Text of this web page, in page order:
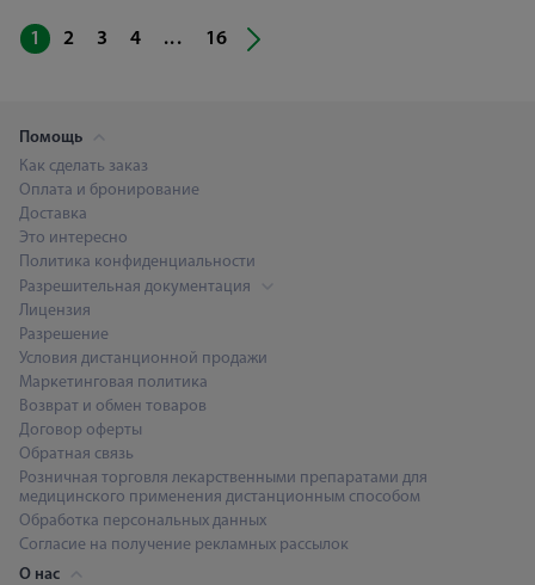
1 2 3 4 ... 16
Помощь
Как сделать заказ
Оплата и бронирование
Доставка
Это интересно
Политика конфиденциальности
Разрешительная документация
Лицензия
Разрешение
Условия дистанционной продажи
Маркетинговая политика
Возврат и обмен товаров
Договор оферты
Обратная связь
Розничная торговля лекарственными препаратами для
медицинского применения дистанционным способом
Обработка персональных данных
Согласие на получение рекламных рассылок
О нас